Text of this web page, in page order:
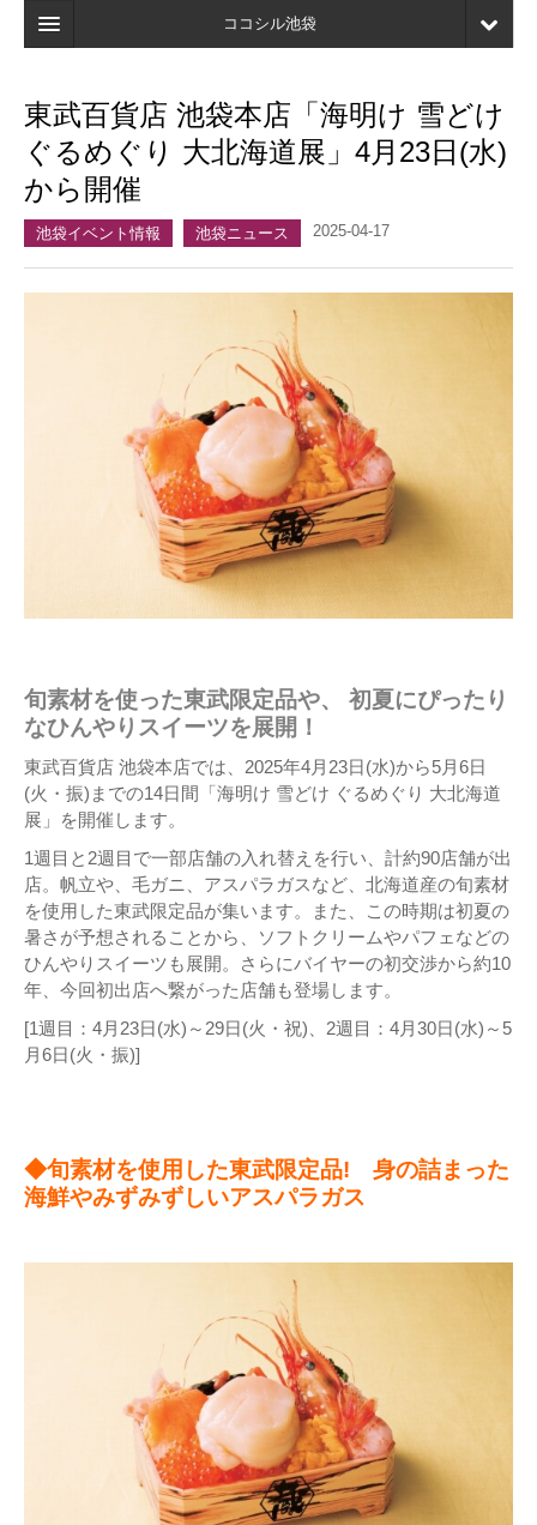
ココシル池袋
検索
店舗・施設最新情報
口コミ
マイページ
東武百貨店 池袋本店「海明け 雪どけ
ぐるめぐり 大北海道展」4月23日(水)
から開催
池袋イベント情報 池袋ニュース 2025-04-17
旬素材を使った東武限定品や、 初夏にぴったり
なひんやりスイーツを展開！
東武百貨店 池袋本店では、2025年4月23日(水)から5月6日
(火・振)までの14日間「海明け 雪どけ ぐるめぐり 大北海道
展」を開催します。
1週目と2週目で一部店舗の入れ替えを行い、計約90店舗が出
店。帆立や、毛ガニ、アスパラガスなど、北海道産の旬素材
を使用した東武限定品が集います。また、この時期は初夏の
暑さが予想されることから、ソフトクリームやパフェなどの
ひんやりスイーツも展開。さらにバイヤーの初交渉から約10
年、今回初出店へ繋がった店舗も登場します。
[1週目：4月23日(水)～29日(火・祝)、2週目：4月30日(水)～5
月6日(火・振)]
◆旬素材を使用した東武限定品! 身の詰まった
海鮮やみずみずしいアスパラガス